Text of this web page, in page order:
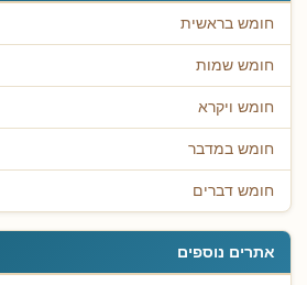
חומש בראשית
חומש שמות
חומש ויקרא
חומש במדבר
חומש דברים
אתרים נוספים